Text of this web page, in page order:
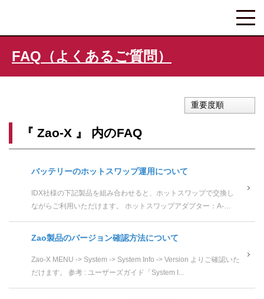
FAQ（よくあるご質問）
重要度順
『 Zao-X 』 内のFAQ
バッテリーのホットスワップ運用について
IDX社様の下記製品を組み合わせると、ホットスワップで交換し
ながらご利用いただけます。 ホットスワップアダプター：A-
Zao製品のバージョン確認方法について
Zao-X MENU -> System -> System Info -> Version よりご確認いた
だけます。 参考 : ユーザーズガイド「System I...